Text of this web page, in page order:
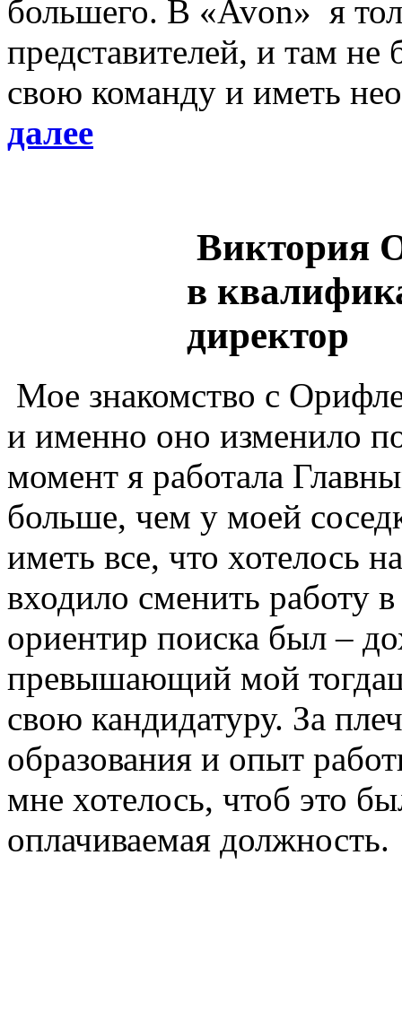
большего. В «Avon» я
представителей, и там не
свою команду и иметь
далее
Виктория
в
директор
Мое знакомство с
и именно оно изменило
момент я работала
больше, чем у моей
иметь все, что хотелось
входило сменить работу
ориентир поиска был –
превышающий мой
свою кандидатуру. За
образования и опыт
мне хотелось, чтоб это
оплачиваемая должность.